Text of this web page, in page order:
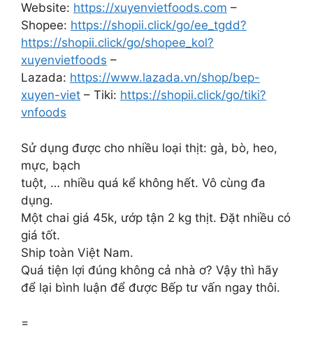
Website: https://xuyenvietfoods.com –
Shopee: https://shopii.click/go/ee_tgdd?
https://shopii.click/go/shopee_kol?
xuyenvietfoods –
Lazada: https://www.lazada.vn/shop/bep-
xuyen-viet – Tiki: https://shopii.click/go/tiki?
vnfoods
Sử dụng được cho nhiều loại thịt: gà, bò, heo,
mực, bạch
tuột, … nhiều quá kể không hết. Vô cùng đa
dụng.
Một chai giá 45k, ướp tận 2 kg thịt. Đặt nhiều có
giá tốt.
Ship toàn Việt Nam.
Quá tiện lợi đúng không cả nhà ơ? Vậy thì hãy
để lại bình luận để được Bếp tư vấn ngay thôi.
=